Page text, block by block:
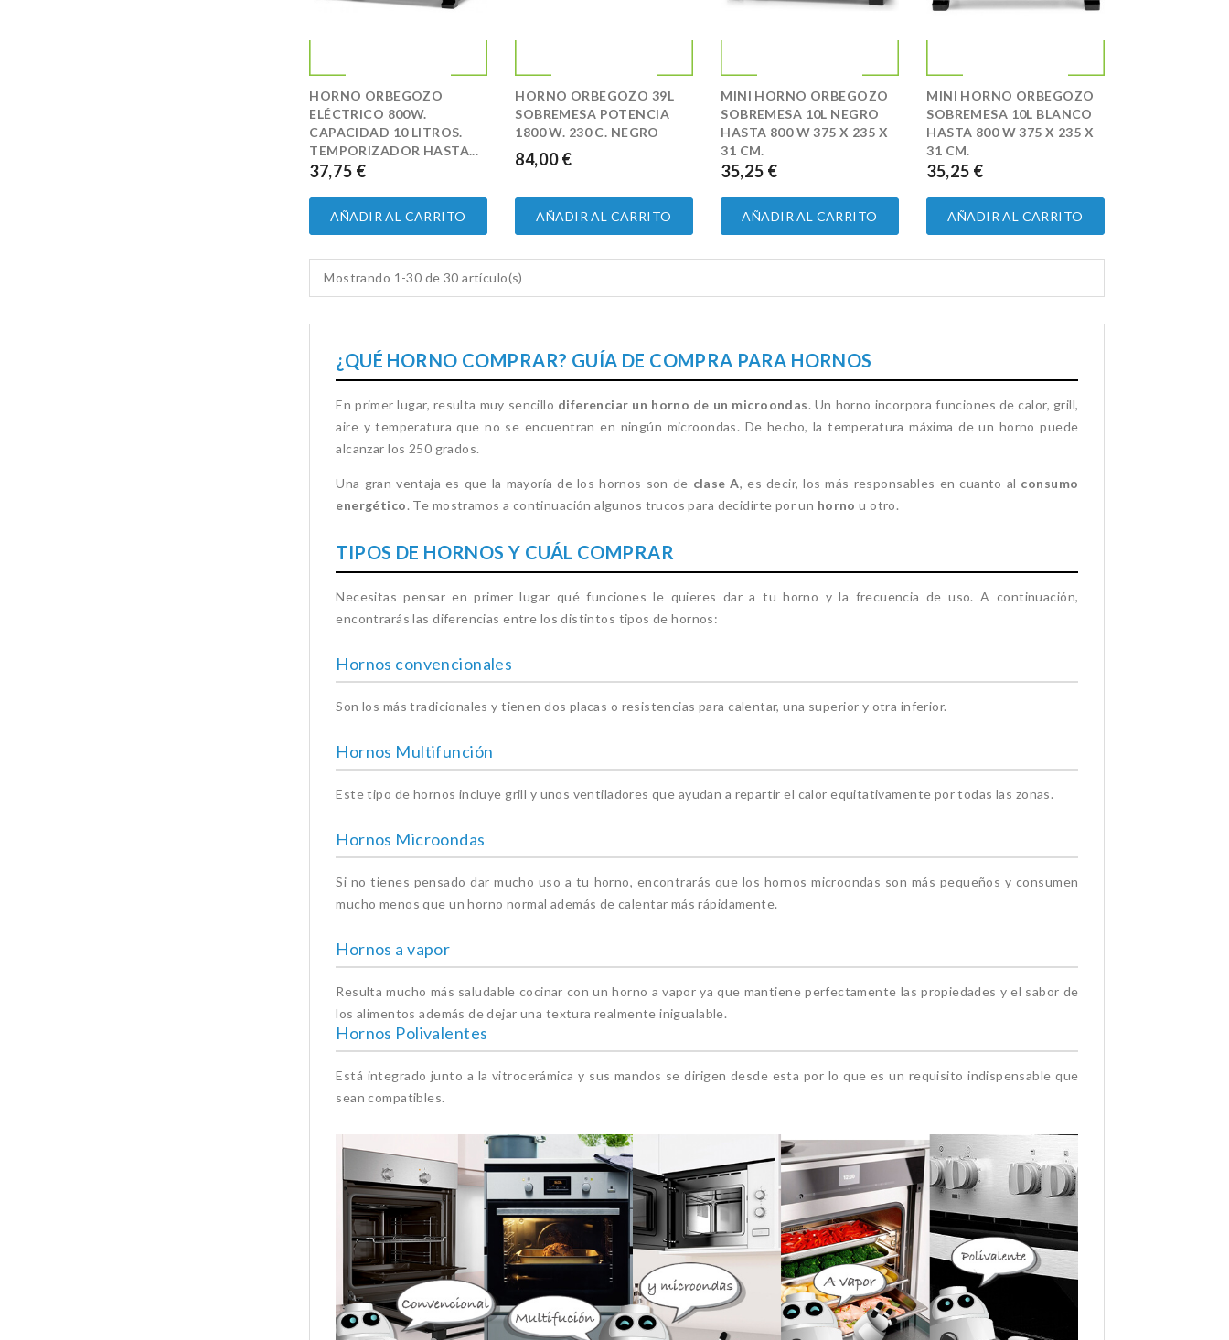
HORNO ORBEGOZO
ELÉCTRICO 800W.
CAPACIDAD 10 LITROS.
TEMPORIZADOR HASTA...
PRECIO
37,75 €
AÑADIR AL CARRITO
HORNO ORBEGOZO 39L
SOBREMESA POTENCIA
1800 W. 230 C. NEGRO
PRECIO
84,00 €
AÑADIR AL CARRITO
MINI HORNO ORBEGOZO
SOBREMESA 10L NEGRO
HASTA 800 W 375 X 235 X
31 CM.
PRECIO
35,25 €
AÑADIR AL CARRITO
MINI HORNO ORBEGOZO
SOBREMESA 10L BLANCO
HASTA 800 W 375 X 235 X
31 CM.
PRECIO
35,25 €
AÑADIR AL CARRITO
Mostrando 1-30 de 30 artículo(s)
¿QUÉ HORNO COMPRAR? GUÍA DE COMPRA PARA HORNOS
En primer lugar, resulta muy sencillo diferenciar un horno de un microondas. Un horno incorpora funciones de calor, grill,
aire y temperatura que no se encuentran en ningún microondas. De hecho, la temperatura máxima de un horno puede
alcanzar los 250 grados.
Una gran ventaja es que la mayoría de los hornos son de clase A, es decir, los más responsables en cuanto al consumo
energético. Te mostramos a continuación algunos trucos para decidirte por un horno u otro.
TIPOS DE HORNOS Y CUÁL COMPRAR
Necesitas pensar en primer lugar qué funciones le quieres dar a tu horno y la frecuencia de uso. A continuación,
encontrarás las diferencias entre los distintos tipos de hornos:
Hornos convencionales
Son los más tradicionales y tienen dos placas o resistencias para calentar, una superior y otra inferior.
Hornos Multifunción
Este tipo de hornos incluye grill y unos ventiladores que ayudan a repartir el calor equitativamente por todas las zonas.
Hornos Microondas
Si no tienes pensado dar mucho uso a tu horno, encontrarás que los hornos microondas son más pequeños y consumen
mucho menos que un horno normal además de calentar más rápidamente.
Hornos a vapor
Resulta mucho más saludable cocinar con un horno a vapor ya que mantiene perfectamente las propiedades y el sabor de
los alimentos además de dejar una textura realmente inigualable.
Hornos Polivalentes
Está integrado junto a la vitrocerámica y sus mandos se dirigen desde esta por lo que es un requisito indispensable que
sean compatibles.